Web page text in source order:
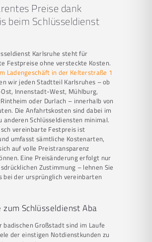
Preise dank
beim Schlüsseldienst
Karlsruhe steht für
Festpreise ohne versteckte Kosten.
Ladengeschäft in der Kelterstraße 1
wir jeden Stadtteil Karlsruhes – ob
Innenstadt-West, Mühlburg,
oder Durlach – innerhalb von
Die Anfahrtskosten sind dabei im
anderen Schlüsseldiensten minimal.
vereinbarte Festpreis ist
umfasst sämtliche Kostenarten,
auf volle Preistransparenz
Eine Preisänderung erfolgt nur
Zustimmung – lehnen Sie
bei der ursprünglich vereinbarten
zum Schlüsseldienst Aba
badischen Großstadt sind im Laufe
der einstigen Notdienstkunden zu